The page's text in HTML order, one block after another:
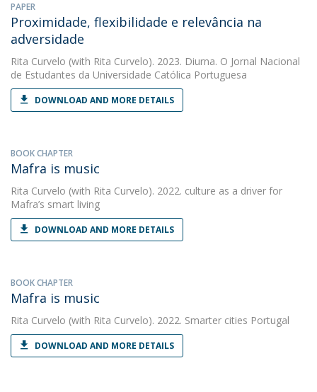
PAPER
Proximidade, flexibilidade e relevância na
adversidade
Rita Curvelo (with Rita Curvelo). 2023. Diurna. O Jornal Nacional
de Estudantes da Universidade Católica Portuguesa
DOWNLOAD AND MORE DETAILS
BOOK CHAPTER
Mafra is music
Rita Curvelo (with Rita Curvelo). 2022. culture as a driver for
Mafra’s smart living
DOWNLOAD AND MORE DETAILS
BOOK CHAPTER
Mafra is music
Rita Curvelo (with Rita Curvelo). 2022. Smarter cities Portugal
DOWNLOAD AND MORE DETAILS